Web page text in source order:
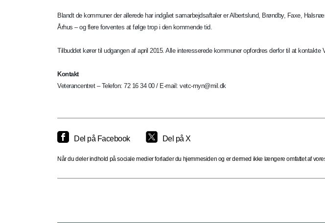
Blandt de kommuner der allerede har indgået samarbejdsaftaler er Albertslund, Brøndby, Faxe,
Århus – og flere forventes at følge trop i den kommende tid.
Tilbuddet kører til udgangen af april 2015. Alle interesserede kommuner opfordres derfor til at
Kontakt
Veterancentret – Telefon: 72 16 34 00 / E-mail: vetc-myn@mil.dk
Del på Facebook Del på X
Når du deler indhold på sociale medier forlader du hjemmesiden og er dermed ikke længere omfattet af